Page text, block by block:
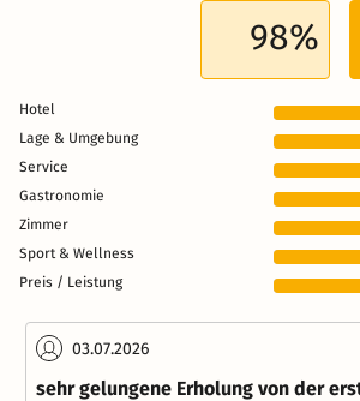
98%
Hotel
Lage & Umgebung
Service
Gastronomie
Zimmer
Sport & Wellness
Preis / Leistung
03.07.2026
sehr gelungene Erholung von der